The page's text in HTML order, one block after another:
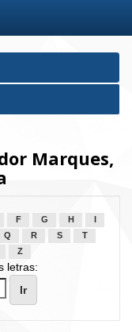
Marques,
F G H
Q R S
T
Z
letras: